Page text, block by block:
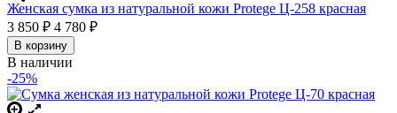
Женская сумка из натуральной кожи Protege Ц-258 красная
3 850 ₽ 4 780 ₽
В корзину
В наличии
-25%